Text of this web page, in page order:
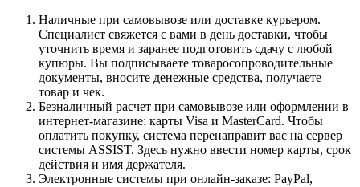
Наличные при самовывозе или доставке курьером.
Специалист свяжется с вами в день доставки, чтобы
уточнить время и заранее подготовить сдачу с любой
купюры. Вы подписываете товаросопроводительные
документы, вносите денежные средства, получаете
товар и чек.
Безналичный расчет при самовывозе или оформлении в
интернет-магазине: карты Visa и MasterCard. Чтобы
оплатить покупку, система перенаправит вас на сервер
системы ASSIST. Здесь нужно ввести номер карты, срок
действия и имя держателя.
Электронные системы при онлайн-заказе: PayPal,